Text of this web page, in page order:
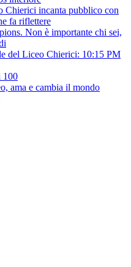
Chierici incanta pubblico con
fa riflettere
Non è importante chi sei,
del Liceo Chierici: 10:15 PM
100
ama e cambia il mondo